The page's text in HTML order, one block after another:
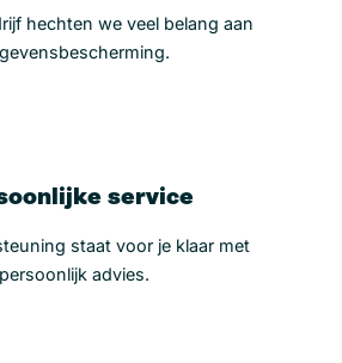
hechten we veel belang aan
service
staat voor je klaar met
persoonlijk advies.